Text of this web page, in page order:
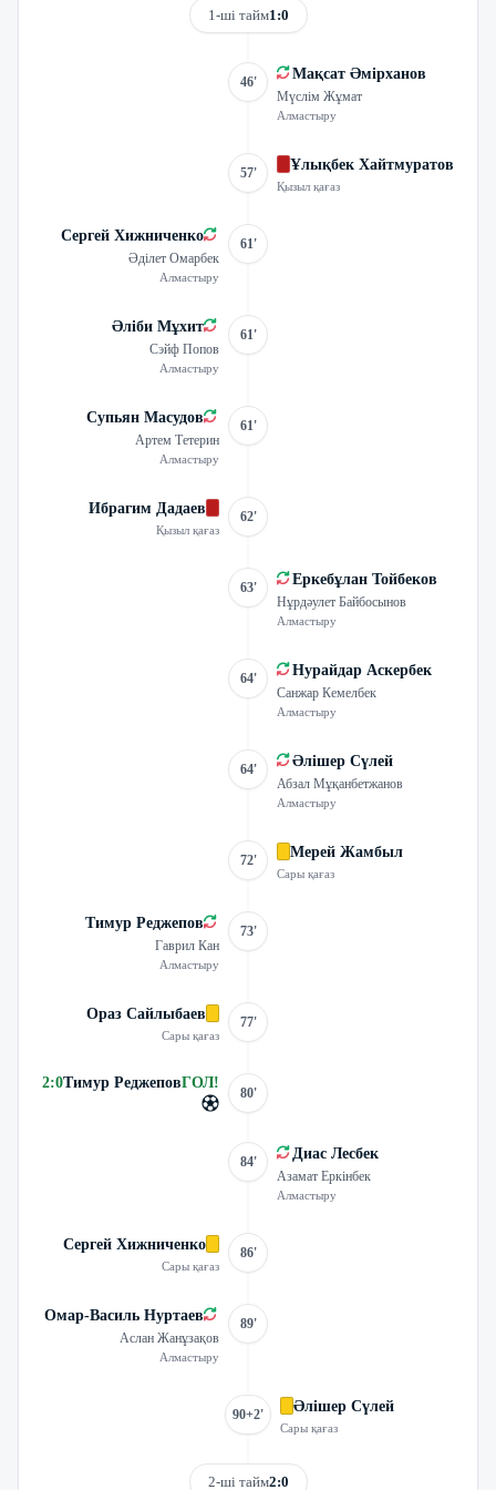
1-ші тайм1:0
46' Мақсат Әмірханов
Мүслім Жұмат
Алмастыру
57' Ұлықбек Хайтмуратов
Қызыл қағаз
Сергей Хижниченко
Әділет Омарбек
Алмастыру
61'
Әліби Мұхит
Сэйф Попов
Алмастыру
61'
Супьян Масудов
Артем Тетерин
Алмастыру
61'
Ибрагим Дадаев
Қызыл қағаз
62'
63' Еркебұлан Тойбеков
Нұрдәулет Байбосынов
Алмастыру
64' Нурайдар Аскербек
Санжар Кемелбек
Алмастыру
64' Әлішер Сүлей
Абзал Мұқанбетжанов
Алмастыру
72' Мерей Жамбыл
Сары қағаз
Тимур Реджепов
Гаврил Кан
Алмастыру
73'
Ораз Сайлыбаев
Сары қағаз
77'
2:0Тимур РеджеповГОЛ!
80'
84' Диас Лесбек
Азамат Еркінбек
Алмастыру
Сергей Хижниченко
Сары қағаз
86'
Омар-Василь Нуртаев
Аслан Жанұзақов
Алмастыру
89'
90+2' Әлішер Сүлей
Сары қағаз
2-ші тайм2:0